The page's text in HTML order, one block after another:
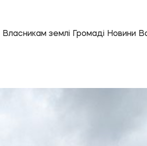
Власникам землі Громаді Новини